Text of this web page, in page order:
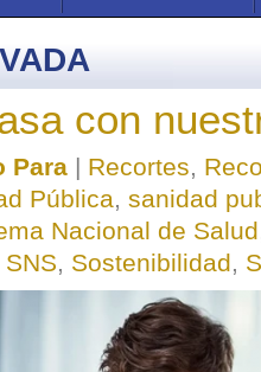
con
Para | Recortes,
Pública, sanidad
Nacional de Salud
SNS, Sostenibilidad,